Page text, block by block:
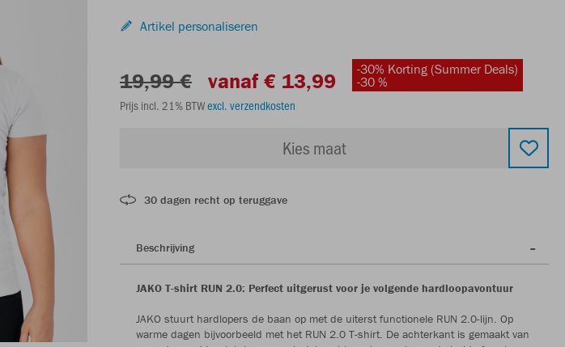
Artikel personaliseren
19,99 € vanaf € 13,99
-30% Korting (Summer Deals)
-30 %
Prijs incl. 21% BTWexcl. verzendkosten
Kies maat
30 dagen recht op teruggave
Beschrijving
JAKO T-shirt RUN 2.0: Perfect uitgerust voor je volgende hardloopavontuur
JAKO stuurt hardlopers de baan op met de uiterst functionele RUN 2.0-lijn. Op
warme dagen bijvoorbeeld met het RUN 2.0 T-shirt. De achterkant is gemaakt van